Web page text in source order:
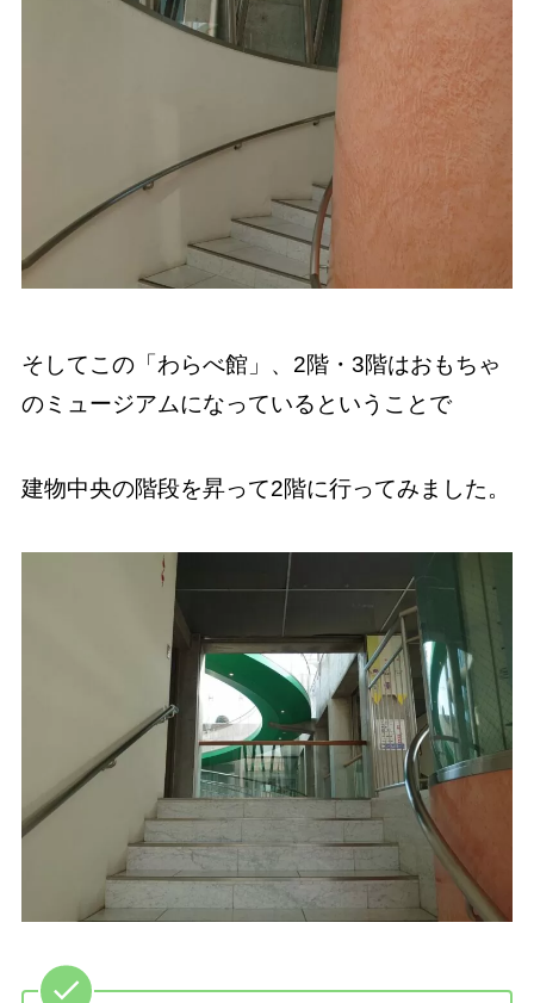
そしてこの「わらべ館」、2階・3階はおもちゃ
のミュージアムになっているということで
建物中央の階段を昇って2階に行ってみました。